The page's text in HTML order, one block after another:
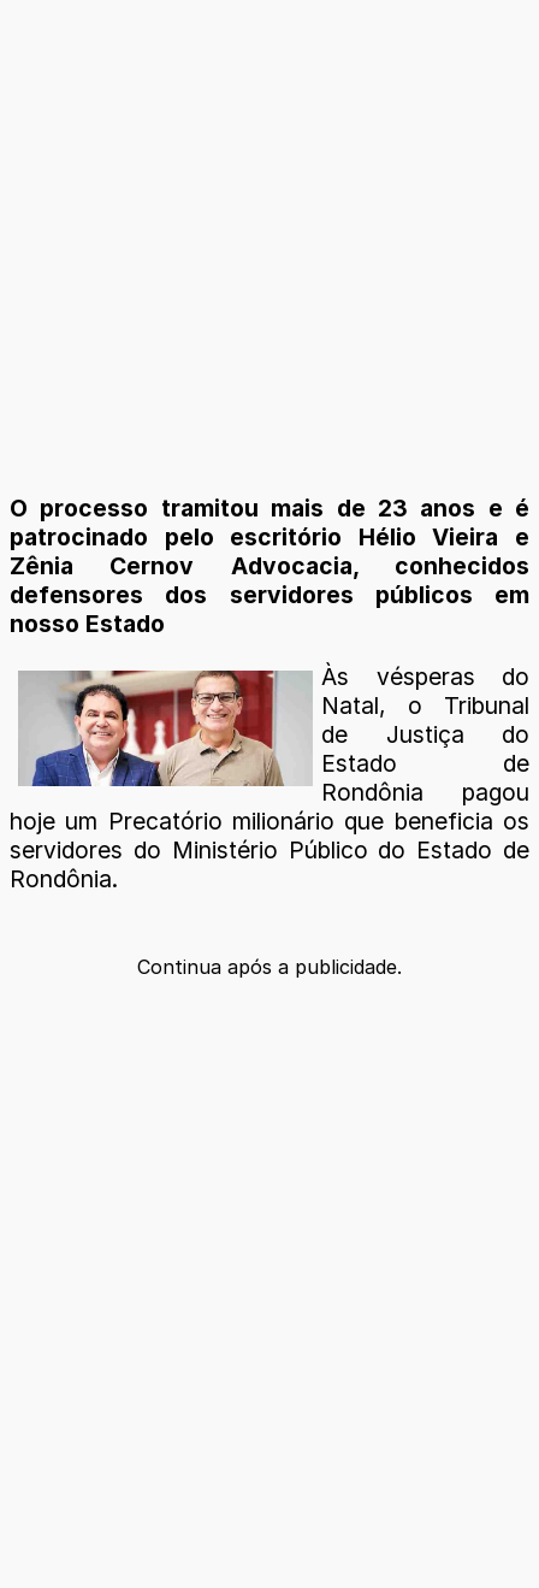
O processo tramitou mais de 23 anos e é
patrocinado pelo escritório Hélio Vieira e
Zênia Cernov Advocacia, conhecidos
defensores dos servidores públicos em
nosso Estado
Às vésperas do
Natal, o Tribunal
de Justiça do
Estado de
Rondônia pagou
hoje um Precatório milionário que beneficia os
servidores do Ministério Público do Estado de
Rondônia.
Continua após a publicidade.